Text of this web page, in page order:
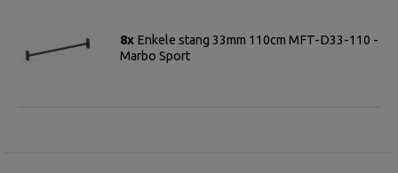
8x Enkele stang 33mm 110cm MFT-D33-110 -
Marbo Sport